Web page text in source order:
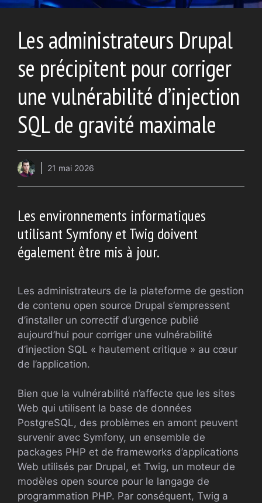
Les administrateurs Drupal
se précipitent pour corriger
une vulnérabilité d’injection
SQL de gravité maximale
21 mai 2026
Les environnements informatiques
utilisant Symfony et Twig doivent
également être mis à jour.
Les administrateurs de la plateforme de gestion
de contenu open source Drupal s’empressent
d’installer un correctif d’urgence publié
aujourd’hui pour corriger une vulnérabilité
d’injection SQL « hautement critique » au cœur
de l’application.
Bien que la vulnérabilité n’affecte que les sites
Web qui utilisent la base de données
PostgreSQL, des problèmes en amont peuvent
survenir avec Symfony, un ensemble de
packages PHP et de frameworks d’applications
Web utilisés par Drupal, et Twig, un moteur de
modèles open source pour le langage de
programmation PHP. Par conséquent, Twig a